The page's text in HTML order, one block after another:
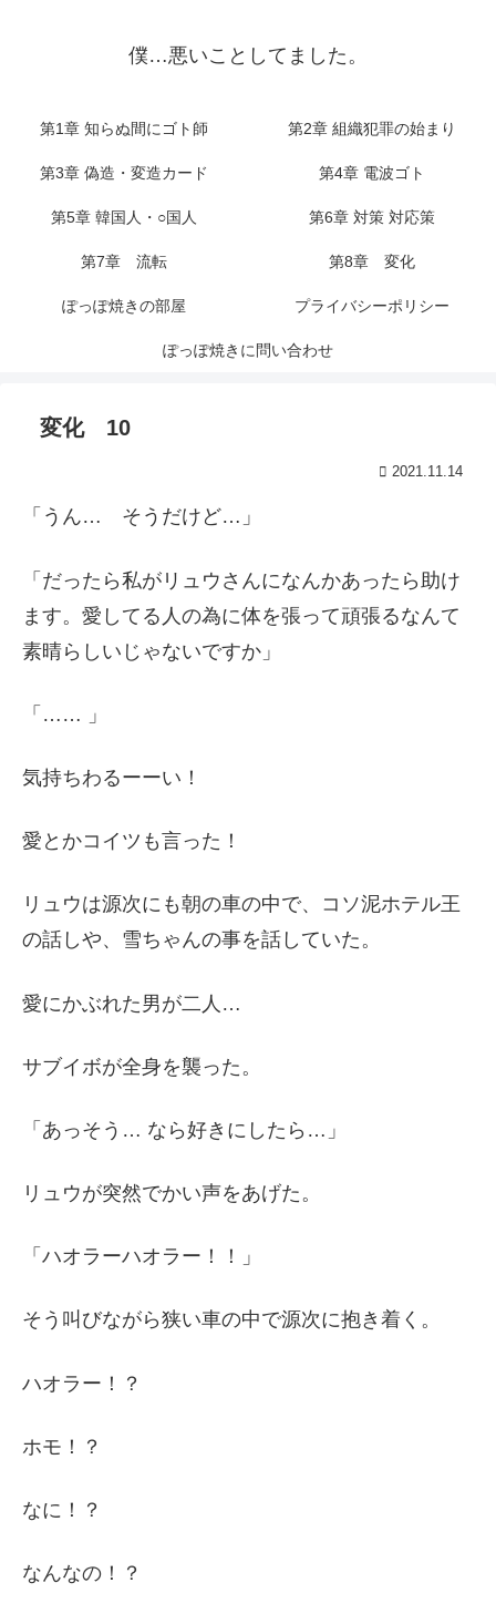
僕…悪いことしてました。
第1章 知らぬ間にゴト師 第2章 組織犯罪の始まり
第3章 偽造・変造カード 第4章 電波ゴト
第5章 韓国人・○国人 第6章 対策 対応策
第7章 流転 第8章 変化
ぽっぽ焼きの部屋 プライバシーポリシー
ぽっぽ焼きに問い合わせ
変化 10
2021.11.14
「うん… そうだけど…」
「だったら私がリュウさんになんかあったら助け
ます。愛してる人の為に体を張って頑張るなんて
素晴らしいじゃないですか」
「…… 」
気持ちわるーーい！
愛とかコイツも言った！
リュウは源次にも朝の車の中で、コソ泥ホテル王
の話しや、雪ちゃんの事を話していた。
愛にかぶれた男が二人…
サブイボが全身を襲った。
「あっそう… なら好きにしたら…」
リュウが突然でかい声をあげた。
「ハオラーハオラー！！」
そう叫びながら狭い車の中で源次に抱き着く。
ハオラー！？
ホモ！？
なに！？
なんなの！？